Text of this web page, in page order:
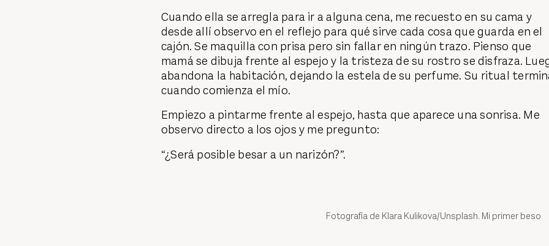
Cuando ella se arregla para ir a alguna cena, me recuesto en su cama y
desde allí observo en el reflejo para qué sirve cada cosa que guarda en el
cajón. Se maquilla con prisa pero sin fallar en ningún trazo. Pienso que
mamá se dibuja frente al espejo y la tristeza de su rostro se disfraza.
abandona la habitación, dejando la estela de su perfume. Su ritual
cuando comienza el mío.
Empiezo a pintarme frente al espejo, hasta que aparece una sonrisa. Me
observo directo a los ojos y me pregunto:
“¿Será posible besar a un narizón?”.
Fotografía de Klara Kulikova/Unsplash. Mi primer beso